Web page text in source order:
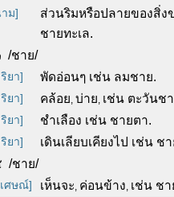
ม]
ส่วนริมหรือปลายของสิ่ง
ชายทะเล.
/ชาย/
ยา] พัดอ่อนๆ เช่น ลมชาย.
ยา] คล้อย, บ่าย, เช่น ตะวันช
ยา] ชำเลือง เช่น ชายตา.
ยา]
เดินเลียบเคียงไป เช่น ช
/ชาย/
ศษณ์] เห็นจะ, ค่อนข้าง, เช่น ช